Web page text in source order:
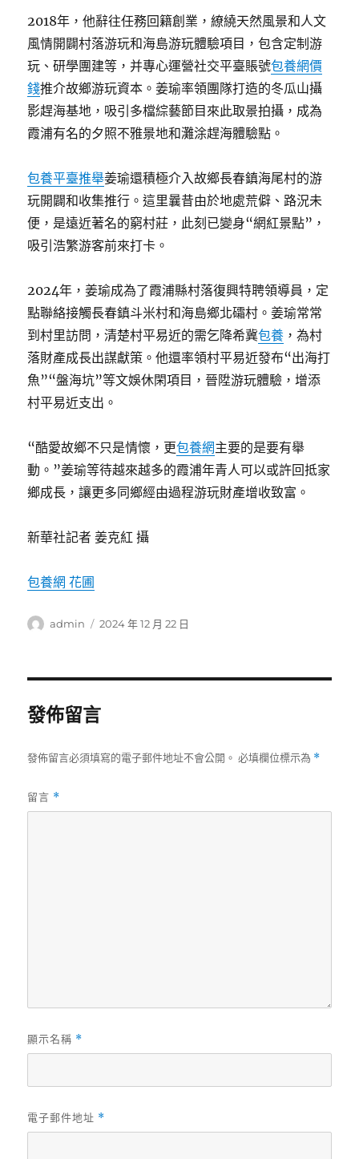
2018年，他辭往任務回籍創業，繚繞天然風景和人文
風情開闢村落游玩和海島游玩體驗項目，包含定制游
玩、研學團建等，并專心運營社交平臺賬號包養網價
錢推介故鄉游玩資本。姜瑜率領團隊打造的冬瓜山攝
影趕海基地，吸引多檔綜藝節目來此取景拍攝，成為
霞浦有名的夕照不雅景地和灘涂趕海體驗點。
包養平臺推舉姜瑜還積極介入故鄉長春鎮海尾村的游
玩開闢和收集推行。這里曩昔由於地處荒僻、路況未
便，是遠近著名的窮村莊，此刻已變身“網紅景點”，
吸引浩繁游客前來打卡。
2024年，姜瑜成為了霞浦縣村落復興特聘領導員，定
點聯絡接觸長春鎮斗米村和海島鄉北礵村。姜瑜常常
到村里訪問，清楚村平易近的需乞降希冀包養 ，為村
落財產成長出謀獻策。他還率領村平易近發布“出海打
魚”“盤海坑”等文娛休閑項目，晉陞游玩體驗，增添
村平易近支出。
“酷愛故鄉不只是情懷，更包養網主要的是要有舉
動。”姜瑜等待越來越多的霞浦年青人可以或許回抵家
鄉成長，讓更多同鄉經由過程游玩財產增收致富。
新華社記者 姜克紅 攝
包養網 花圃
作
admin
發
2024 年 12 月 22 日
發佈留言
發佈留言必須填寫的電子郵件地址不會公開。 必填欄位標示為 *
留言 *
顯示名稱 *
電子郵件地址 *